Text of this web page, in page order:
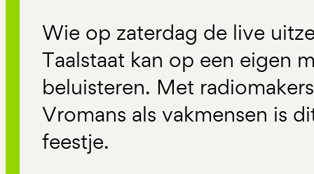
Wie op zaterdag de live
Taalstaat kan op een eigen
beluisteren. Met
Vromans als vakmensen is
feestje.